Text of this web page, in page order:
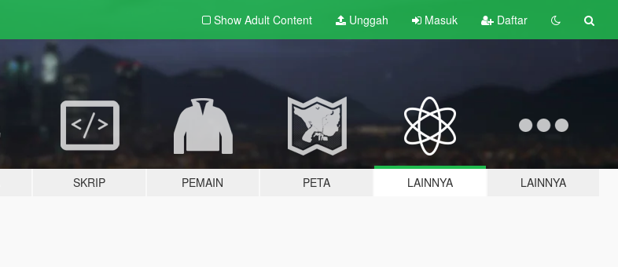
Show Adult Content Unggah Masuk Daftar
SKRIP PEMAIN PETA LAINNYA LAINNYA